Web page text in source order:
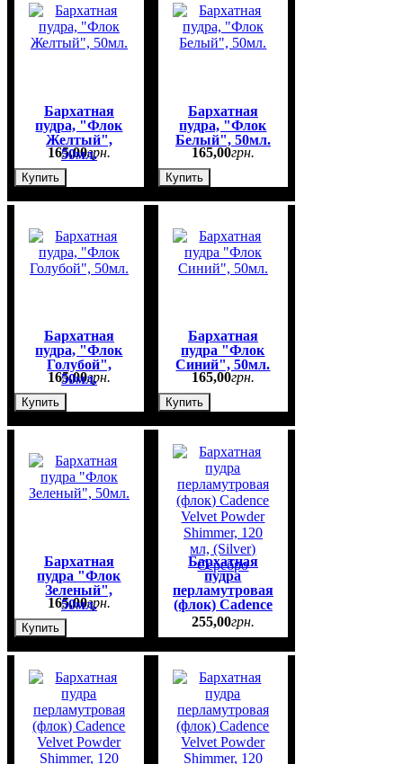
Бархатная
пудра, "Флок
Желтый",
50мл.
165,00грн.
Купить
Бархатная
пудра, "Флок
Белый", 50мл.
165,00грн.
Купить
Бархатная
пудра, "Флок
Голубой",
50мл.
165,00грн.
Купить
Бархатная
пудра "Флок
Синий", 50мл.
165,00грн.
Купить
Бархатная
пудра "Флок
Зеленый",
50мл.
165,00грн.
Купить
Бархатная
пудра
перламутровая
(флок) Cadence
Velvet Powder
Shimmer, 120
255,00грн.